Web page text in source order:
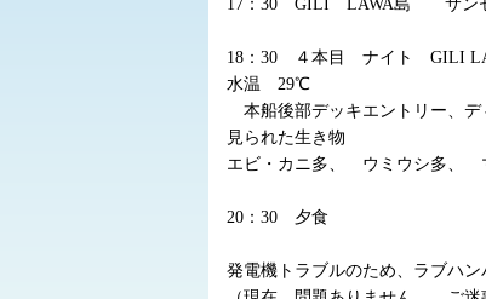
17：30 GILI LAWA島 サンセ
18：30 ４本目 ナイト GILI
水温 29℃
本船後部デッキエントリー、デ
見られた生き物
エビ・カニ多、 ウミウシ多、
20：30 夕食
発電機トラブルのため、ラブハ